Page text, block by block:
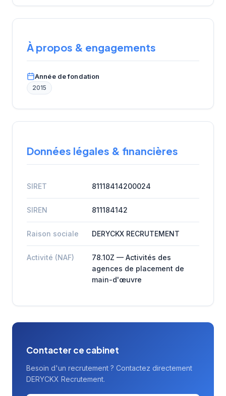
À propos & engagements
Année de fondation
2015
Données légales & financières
SIRET 81118414200024
SIREN 811184142
Raison sociale DERYCKX RECRUTEMENT
Activité (NAF)
78.10Z — Activités des
agences de placement de
main-d'œuvre
Contacter ce cabinet
Besoin d'un recrutement ? Contactez directement
DERYCKX Recrutement.